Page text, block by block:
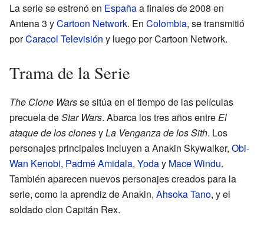
La serie se estrenó en Españaa finales de 2008 en
Antena 3 yCartoon Network. En Colombia, se transmitió
porCaracol Televisión y luego por Cartoon Network.
Trama de la Serie
The Clone Warsse sitúa en el tiempo de las películas
precuela deStar Wars. Abarca los tres años entreEl
ataque de los clonesyLa Venganza de los Sith. Los
personajes principales incluyen a Anakin Skywalker, Obi-
Wan Kenobi, Padmé Amidala, Yoday Mace Windu.
También aparecen nuevos personajes creados para la
serie, como la aprendiz de Anakin, Ahsoka Tano, y el
soldado clon Capitán Rex.